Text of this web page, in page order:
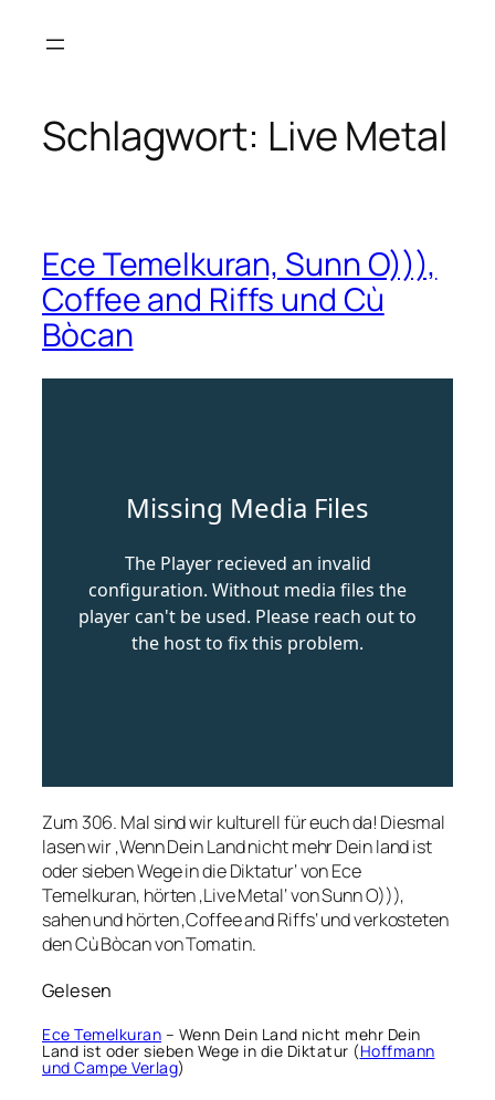
Inhalt
Schlagwort: Live Metal
Ece Temelkuran, Sunn O))),
Coffee and Riffs und Cù
Bòcan
Zum 306. Mal sind wir kulturell für euch da! Diesmal
lasen wir ‚Wenn Dein Land nicht mehr Dein land ist
oder sieben Wege in die Diktatur‘ von Ece
Temelkuran, hörten ‚Live Metal‘ von Sunn O))),
sahen und hörten ‚Coffee and Riffs‘ und verkosteten
den Cù Bòcan von Tomatin.
Gelesen
Ece Temelkuran – Wenn Dein Land nicht mehr Dein
Land ist oder sieben Wege in die Diktatur (Hoffmann
und Campe Verlag)